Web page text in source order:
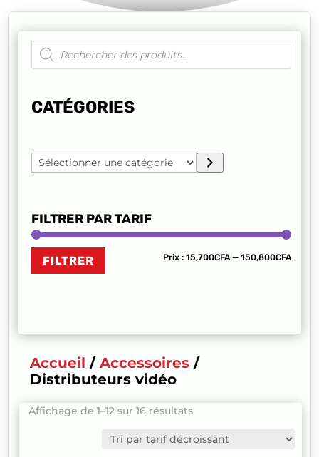
Recherche
de
produits
CATÉGORIES
Sélectionner
une
FILTRER PAR TARIF
Prix
Prix
FILTRER Prix : 15,700CFA— 150,800CFA
Accueil /Accessoires /
Distributeurs vidéo
Affichage de 1–12 sur 16 résultatsTrié
prix